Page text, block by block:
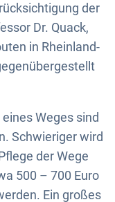
der
Dr. Quack,
in Rheinland-
Weges sind
Schwieriger wird
der Wege
500 – 700 Euro
Ein großes